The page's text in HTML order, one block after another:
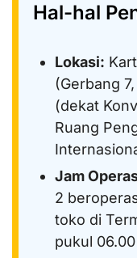
Hal-hal
Lokasi:
(Gerbang
(dekat
Ruang
Jam
2
toko di
pukul